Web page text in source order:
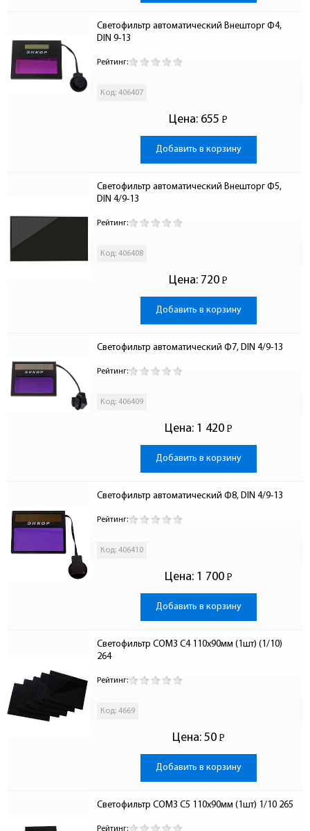
Светофильтр автоматический Внешторг Ф4,
DIN 9-13
Рейтинг:
Код: 406407
Цена: 655 Р
-
Добавить в корзину
Светофильтр автоматический Внешторг Ф5,
DIN 4/9-13
Рейтинг:
Код: 406408
Цена: 720 Р
-
Добавить в корзину
Светофильтр автоматический Ф7, DIN 4/9-13
Рейтинг:
Код: 406409
Цена: 1 420 Р
-
Добавить в корзину
Светофильтр автоматический Ф8, DIN 4/9-13
Рейтинг:
Код: 406410
Цена: 1 700 Р
-
Добавить в корзину
Светофильтр СОМЗ C4 110х90мм (1шт) (1/10)
264
Рейтинг:
Код: 4669
Цена: 50 Р
-
Добавить в корзину
Светофильтр СОМЗ С5 110х90мм (1шт) 1/10 265
Рейтинг: